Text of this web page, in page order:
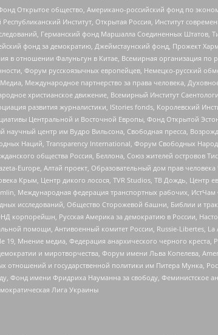
Открытое общество, Американо-российский фонд по
Институт, Открытая Россия, Институт
Германский фонд Маршалла Соединенных Штатов,
фонд за демократию, Джеймстаунский фонд, Прожект
отношении Фалуньгун в Китае, Всемирная организация по
Форум русскоязычных европейцев, Немецко-русский
Международное партнерство за права человека,
христианское движение, Всемирный Институт
развития журналистики, IStories fonds, Королевский
Центральной и Восточной Европы, Фонд Открытой
центр им Вудро Вильсона, Свободная пресса,
Наций, Transparеncy International, Форум Свободных
общества Россия, Беллона, Союз жителей островов
Europe, Алтай проект, Образовательный дом прав
Крым, Центр дикого лосося, TVR Studios, ТВ Дождь, Центр
Международная федерация транспортных рабочих, ИстЧам
исследований, Общество Сторожевой башни, Библии и
корпорейшн, Русская Америка за демократию в России,
помощи, Антивоенный комитет России, Russie-Libertes,
Мнение медиа, Федерация анархического черного
и миротворчества, Форум имени Льва Копелева,
и государственной политики им Питера Мунка,
имени Фридриха Науманна за свободу, Феминистское
Лига Украины